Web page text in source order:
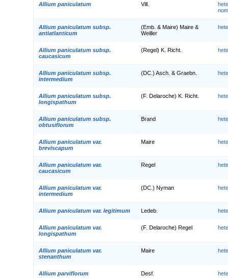
Allium paniculatum Vill.
Allium paniculatum subsp.
antiatlanticum
(Emb. & Maire) Maire &
Weiller
Allium paniculatum subsp.
caucasicum
(Regel) K. Richt.
Allium paniculatum subsp.
intermedium
(DC.) Asch. & Graebn.
Allium paniculatum subsp.
longispathum
(F. Delaroche) K. Richt.
Allium paniculatum subsp.
obtusiflorum
Brand
Allium paniculatum var.
breviscapum
Maire
Allium paniculatum var.
caucasicum
Regel
Allium paniculatum var.
intermedium
(DC.) Nyman
Allium paniculatum var. legitimum Ledeb.
Allium paniculatum var.
longispathum
(F. Delaroche) Regel
Allium paniculatum var.
stenanthum
Maire
Allium parviflorum Desf.